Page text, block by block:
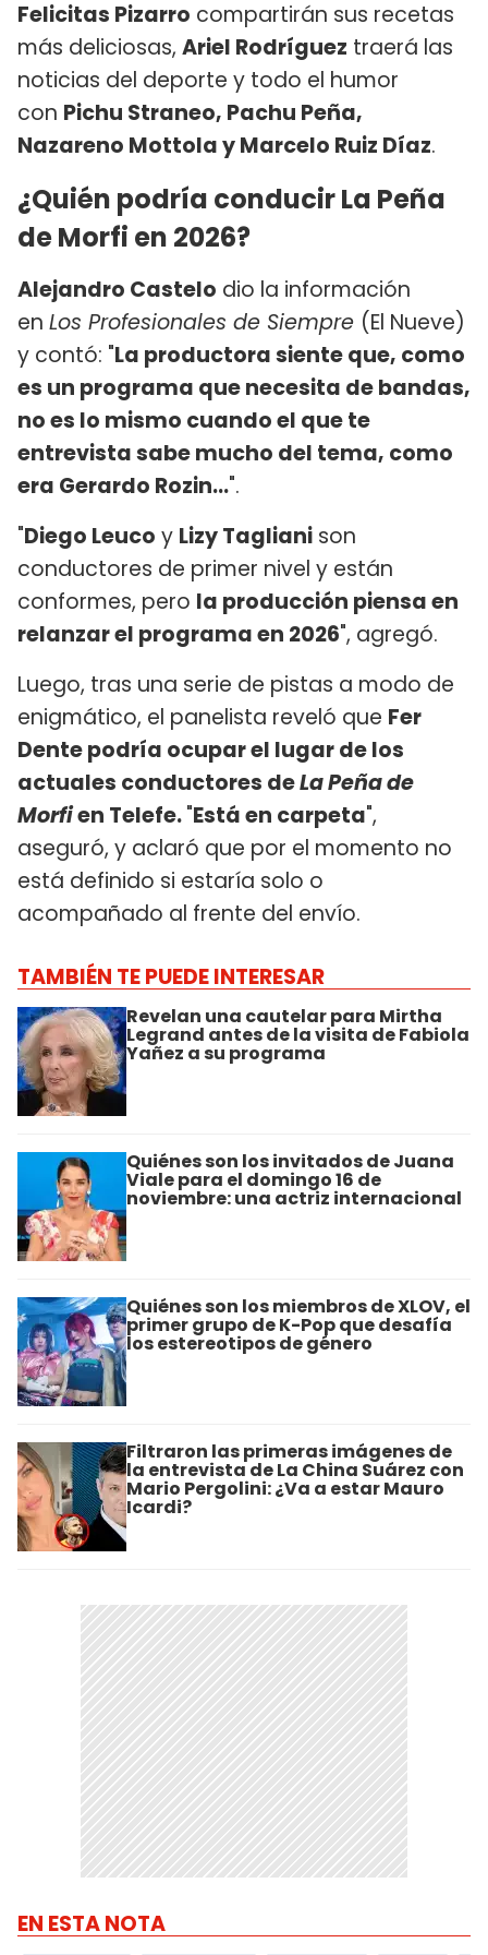
Felicitas Pizarro compartirán sus recetas
más deliciosas, Ariel Rodríguez traerá las
noticias del deporte y todo el humor
con Pichu Straneo, Pachu Peña,
Nazareno Mottola y Marcelo Ruiz Díaz.
¿Quién podría conducir La Peña
de Morfi en 2026?
Alejandro Castelo dio la información
en Los Profesionales de Siempre (El Nueve)
y contó: "La productora siente que, como
es un programa que necesita de bandas,
no es lo mismo cuando el que te
entrevista sabe mucho del tema, como
era Gerardo Rozin...".
"Diego Leuco y Lizy Tagliani son
conductores de primer nivel y están
conformes, pero la producción piensa en
relanzar el programa en 2026", agregó.
Luego, tras una serie de pistas a modo de
enigmático, el panelista reveló que Fer
Dente podría ocupar el lugar de los
actuales conductores deLa Peña de
Morfien Telefe."Está en carpeta",
aseguró, y aclaró que por el momento no
está definido si estaría solo o
acompañado al frente del envío.
TAMBIÉN TE PUEDE INTERESAR
Revelan una cautelar para Mirtha
Legrand antes de la visita de Fabiola
Yañez a su programa
Quiénes son los invitados de Juana
Viale para el domingo 16 de
noviembre: una actriz internacional
Quiénes son los miembros de XLOV, el
primer grupo de K-Pop que desafía
los estereotipos de género
Filtraron las primeras imágenes de
la entrevista de La China Suárez con
Mario Pergolini: ¿Va a estar Mauro
Icardi?
EN ESTA NOTA